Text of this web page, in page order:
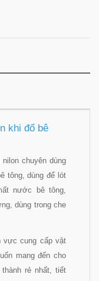
khi đổ bê
chuyên dùng
tông, dùng để lót
nước bê tông,
dùng trong che
vực cung cấp vật
mang đến cho
rẻ nhất, tiết